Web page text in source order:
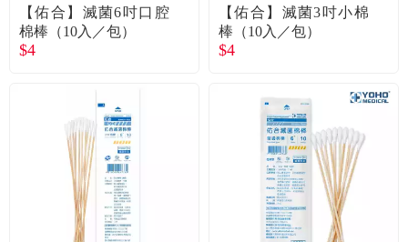
折價券、紅利說明
【佑合】滅菌6吋口腔
棉棒（10入／包）
$4
【佑合】滅菌3吋小棉
棒（10入／包）
$4